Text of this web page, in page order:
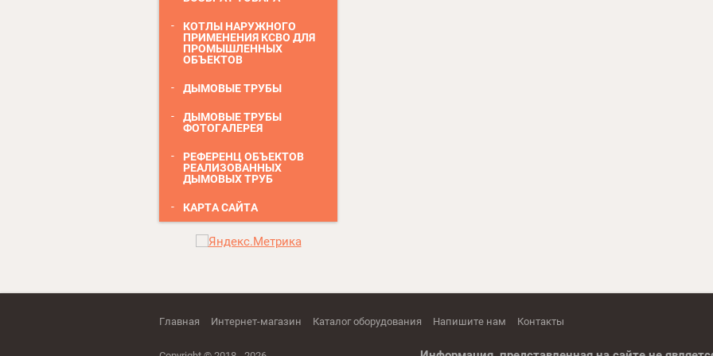
КОТЛЫ НАРУЖНОГО
ПРИМЕНЕНИЯ КСВО ДЛЯ
ПРОМЫШЛЕННЫХ
ОБЪЕКТОВ
ДЫМОВЫЕ ТРУБЫ
ДЫМОВЫЕ ТРУБЫ
ФОТОГАЛЕРЕЯ
РЕФЕРЕНЦ ОБЪЕКТОВ
РЕАЛИЗОВАННЫХ
ДЫМОВЫХ ТРУБ
КАРТА САЙТА
Главная Интернет-магазин Каталог оборудования Напишите нам Контакты